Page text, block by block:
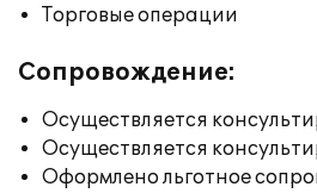
Торговые операции
Сопровождение:
Осуществляется
Осуществляется
Оформлено льготное